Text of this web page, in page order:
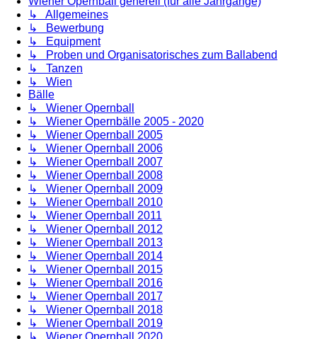
↳ Allgemeines
↳ Bewerbung
↳ Equipment
↳ Proben und Organisatorisches zum Ballabend
↳ Tanzen
↳ Wien
Bälle
↳ Wiener Opernball
↳ Wiener Opernbälle 2005 - 2020
↳ Wiener Opernball 2005
↳ Wiener Opernball 2006
↳ Wiener Opernball 2007
↳ Wiener Opernball 2008
↳ Wiener Opernball 2009
↳ Wiener Opernball 2010
↳ Wiener Opernball 2011
↳ Wiener Opernball 2012
↳ Wiener Opernball 2013
↳ Wiener Opernball 2014
↳ Wiener Opernball 2015
↳ Wiener Opernball 2016
↳ Wiener Opernball 2017
↳ Wiener Opernball 2018
↳ Wiener Opernball 2019